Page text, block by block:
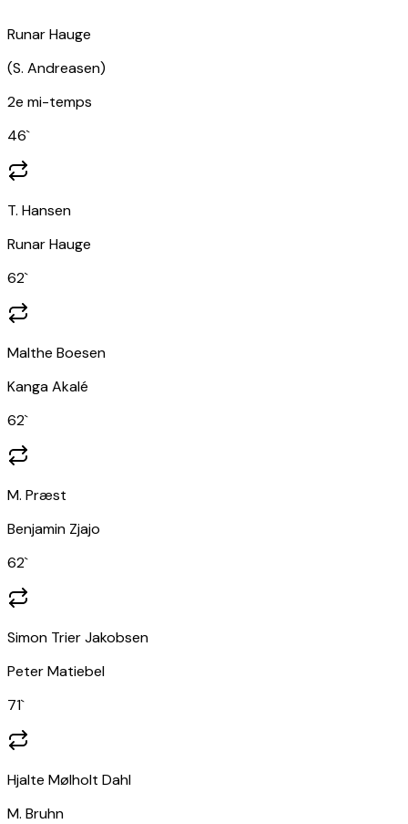
Runar Hauge
(S. Andreasen)
2e mi-temps
46`
T. Hansen
Runar Hauge
62`
Malthe Boesen
Kanga Akalé
62`
M. Præst
Benjamin Zjajo
62`
Simon Trier Jakobsen
Peter Matiebel
71`
Hjalte Mølholt Dahl
M. Bruhn